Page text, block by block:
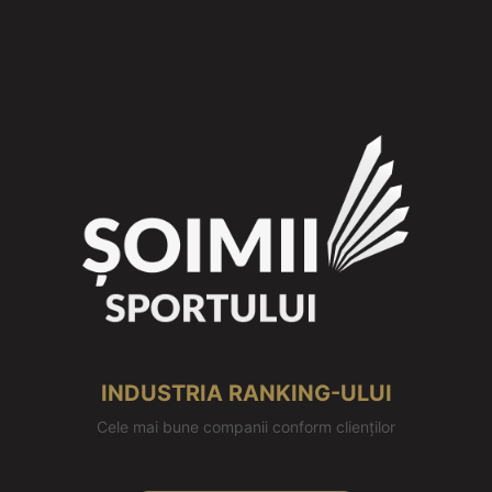
INDUSTRIA RANKING-ULUI
Cele mai bune companii conform clienților